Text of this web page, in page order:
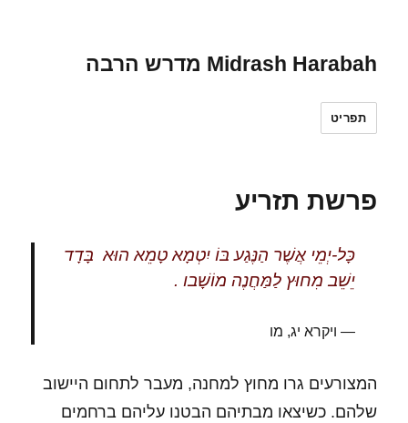
Midrash Harabah מדרש הרבה
תפריט
פרשת תזריע
כָּל-יְמֵי אֲשֶׁר הַנֶּגַע בּוֹ יִטְמָא טָמֵא הוּא בָּדָד
יֵשֵׁב מִחוּץ לַמַּחֲנֶה מוֹשָׁבו‎ .
ויקרא יג, מו
המצורעים גרו מחוץ למחנה, מעבר לתחום היישוב
שלהם. כשיצאו מבתיהם הבטנו עליהם ברחמים